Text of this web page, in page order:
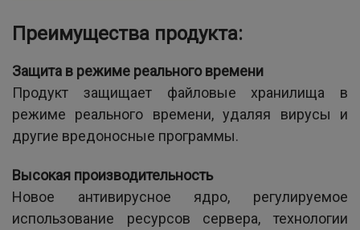
Преимущества продукта:
Защита в режиме реального времени
Продукт защищает файловые хранилища в
режиме реального времени, удаляя вирусы и
другие вредоносные программы.
Высокая производительность
Новое антивирусное ядро, регулируемое
использование ресурсов сервера, технологии